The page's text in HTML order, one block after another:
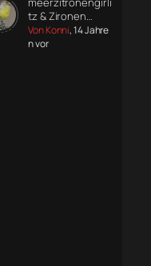
tz & Zironen…
Von Konni, 14 Jahre
n vor